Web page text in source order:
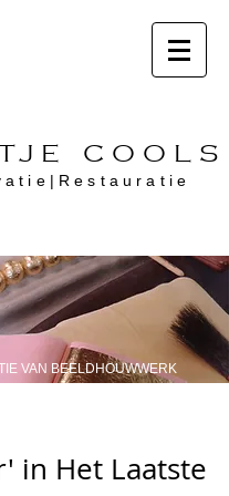
COOLS
VAN BEELDHOUWWERK
in Het Laatste